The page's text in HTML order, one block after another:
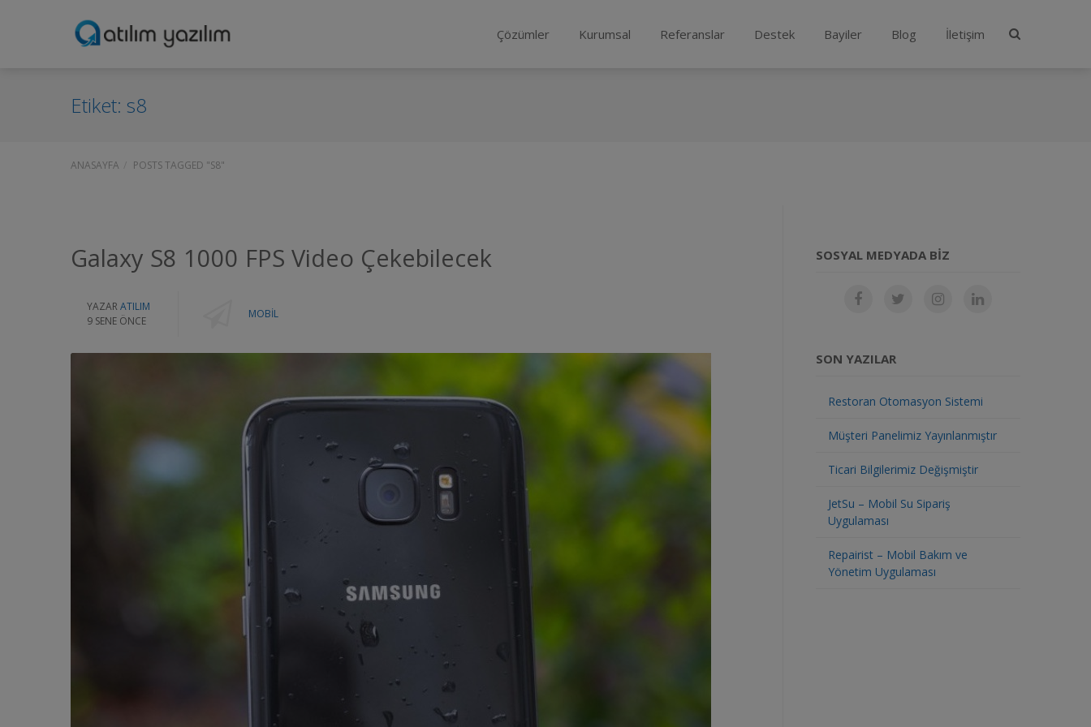
Çözümler Kurumsal Referanslar Destek Bayiler Blog İletişim
Etiket: s8
ANASAYFA POSTS TAGGED "S8"
Galaxy S8 1000 FPS Video Çekebilecek
YAZAR ATILIM
9 SENE ÖNCE
MOBIL
SOSYAL MEDYADA BIZ
SON YAZILAR
Restoran Otomasyon Sistemi
Müşteri Panelimiz Yayınlanmıştır
Ticari Bilgilerimiz Değişmiştir
JetSu – Mobil Su Sipariş
Uygulaması
Repairist – Mobil Bakım ve
Yönetim Uygulaması